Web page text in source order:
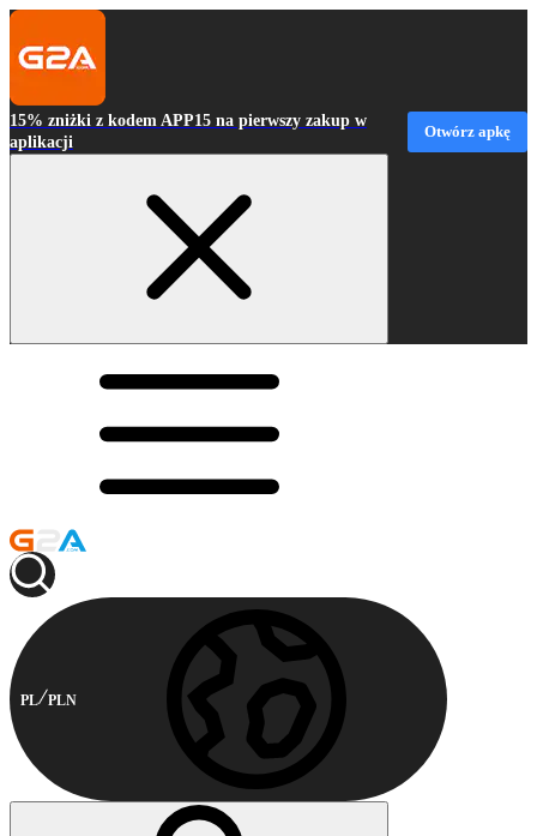
15% zniżki z kodem APP15 na pierwszy zakup w
aplikacji
Otwórz apkę
PL PLN